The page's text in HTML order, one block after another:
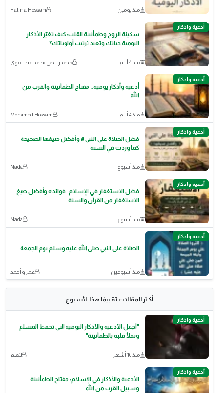
منذ يومين Fatima Hossam
أدعية واذكار
سكينة الروح وطمأنينة القلب: كيف تغيّر الأذكار
اليومية حياتك وتعيد ترتيب أولوياتك؟
منذ 4 أيام محمدرياض محمد عبد القوي
أدعية واذكار
أدعية وأذكار يومية.. مفتاح الطمأنينة والقرب من
الله
منذ 4 أيام Mohamed Hossam
أدعية واذكار
فضل الصلاة على النبي ﷺ وأفضل صيغها الصحيحة
كما وردت في السنة
منذ أسبوع Nada
أدعية واذكار
فضل الاستغفار في الإسلام | فوائده وأفضل صيغ
الاستغفار من القرآن والسنة
منذ أسبوع Nada
أدعية واذكار
الصلاة على النبي صلى الله عليه وسلم يوم الجمعة
منذ أسبوعين عمرو أحمد
أكثر المقالات تقييمًا هذا الأسبوع
أدعية واذكار
"أجمل الأدعية والأذكار اليومية التي تحفظ المسلم
وتملأ قلبه بالطمأنينة"
منذ 10 أشهر لتعلم
أدعية واذكار
الأدعية والأذكار في الإسلام: مفتاح الطمأنينة
وسبيل القرب من الله